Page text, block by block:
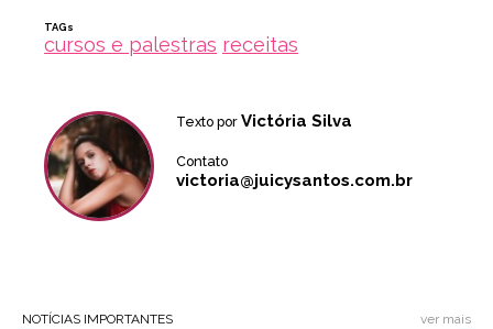
TAGs
cursos e palestras receitas
Texto por Victória Silva
Contato
victoria@juicysantos.com.br
NOTÍCIAS IMPORTANTES ver mais